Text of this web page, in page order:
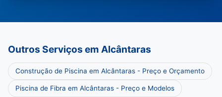
Outros Serviços em Alcântaras
Construção de Piscina em Alcântaras - Preço e Orçamento
Piscina de Fibra em Alcântaras - Preço e Modelos